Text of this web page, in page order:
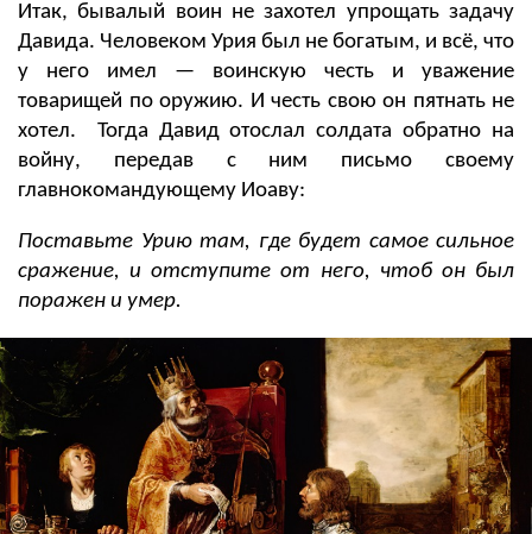
Итак, бывалый воин не захотел упрощать задачу
Давида. Человеком Урия был не богатым, и всё, что
у него имел — воинскую честь и уважение
товарищей по оружию. И честь свою он пятнать не
хотел.
Тогда Давид отослал солдата обратно на
войну, передав с ним письмо своему
главнокомандующему Иоаву:
Поставьте Урию там, где будет самое сильное
сражение, и отступите от него, чтоб он был
поражен и умер.